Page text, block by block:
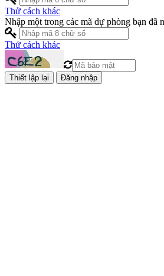
Thử cách khác
Nhập một trong các mã dự phòng bạn đã
Thử cách khác
Đăng nhập